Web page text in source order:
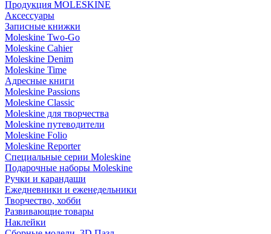
Продукция MOLESKINE
Аксессуары
Записные книжки
Moleskine Two-Go
Moleskine Cahier
Moleskine Denim
Moleskine Time
Адресные книги
Moleskine Passions
Moleskine Classic
Moleskine для творчества
Moleskine путеводители
Moleskine Folio
Moleskine Reporter
Специальные серии Moleskine
Подарочные наборы Moleskine
Ручки и карандаши
Ежедневники и еженедельники
Творчество, хобби
Развивающие товары
Наклейки